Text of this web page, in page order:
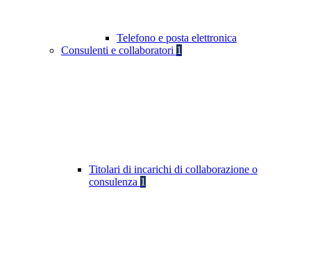
Telefono e posta elettronica
Consulenti e collaboratori 1
Titolari di incarichi di collaborazione o
consulenza 1